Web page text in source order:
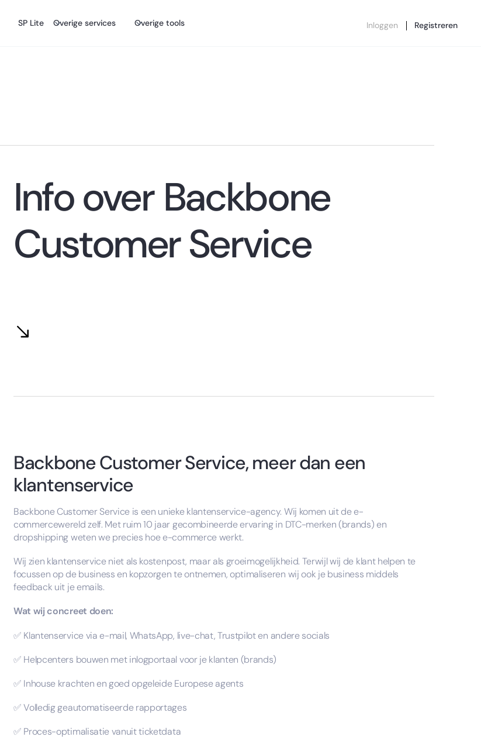
SP Lite Overige services Overige tools Inloggen Registreren
Info over Backbone
Customer Service
Backbone Customer Service, meer dan een
klantenservice
Backbone Customer Service is een unieke klantenservice-agency. Wij komen uit de e-
commercewereld zelf. Met ruim 10 jaar gecombineerde ervaring in DTC-merken (brands) en
dropshipping weten we precies hoe e-commerce werkt.
Wij zien klantenservice niet als kostenpost, maar als groeimogelijkheid. Terwijl wij de klant helpen te
focussen op de business en kopzorgen te ontnemen, optimaliseren wij ook je business middels
feedback uit je emails.
Wat wij concreet doen:
✅ Klantenservice via e-mail, WhatsApp, live-chat, Trustpilot en andere socials
✅ Helpcenters bouwen met inlogportaal voor je klanten (brands)
✅ Inhouse krachten en goed opgeleide Europese agents
✅ Volledig geautomatiseerde rapportages
✅ Proces-optimalisatie vanuit ticketdata